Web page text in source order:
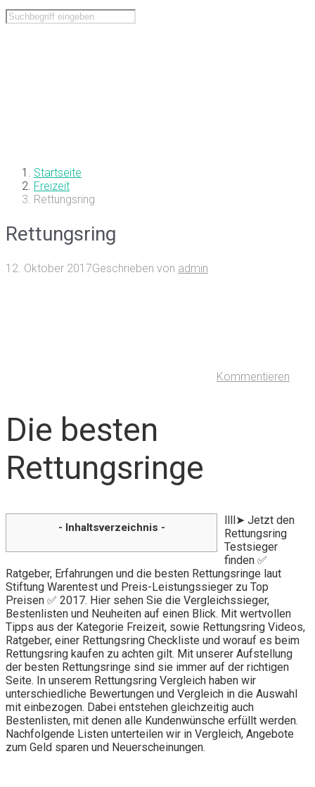
Startseite
Freizeit
Rettungsring
Rettungsring
12. Oktober 2017Geschrieben von admin
Kommentieren
Die besten
Rettungsringe
- Inhaltsverzeichnis -
llll➤ Jetzt den
Rettungsring
Testsieger
finden ✅
Ratgeber, Erfahrungen und die besten Rettungsringe laut
Stiftung Warentest und Preis-Leistungssieger zu Top
Preisen ✅ 2017. Hier sehen Sie die Vergleichssieger,
Bestenlisten und Neuheiten auf einen Blick. Mit wertvollen
Tipps aus der Kategorie Freizeit, sowie Rettungsring Videos,
Ratgeber, einer Rettungsring Checkliste und worauf es beim
Rettungsring kaufen zu achten gilt. Mit unserer Aufstellung
der besten Rettungsringe sind sie immer auf der richtigen
Seite. In unserem Rettungsring Vergleich haben wir
unterschiedliche Bewertungen und Vergleich in die Auswahl
mit einbezogen. Dabei entstehen gleichzeitig auch
Bestenlisten, mit denen alle Kundenwünsche erfüllt werden.
Nachfolgende Listen unterteilen wir in Vergleich, Angebote
zum Geld sparen und Neuerscheinungen.